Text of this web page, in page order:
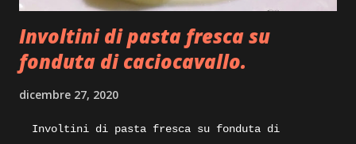
perdendo l’umidità in essa contenuta, sempre
mescolando do...
Involtini di pasta fresca su
fonduta di caciocavallo.
dicembre 27, 2020
Involtini di pasta fresca su fonduta di